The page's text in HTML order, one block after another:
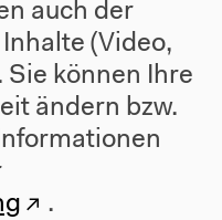
auch der
(Video,
Sie können Ihre
ändern bzw.
.